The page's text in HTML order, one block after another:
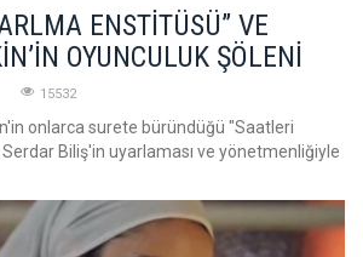
ENSTİTÜSÜ” VE
OYUNCULUK ŞÖLENİ
15532
onlarca surete büründüğü "Saatleri
Biliş'in uyarlaması ve yönetmenliğiyle